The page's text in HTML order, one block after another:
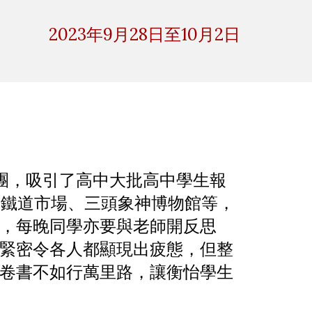
2023年9月28日至10月2日
吸引了高中大批高中學生報
道市場、三頭象神博物館等，
每晚同學亦要與老師開反思
密令各人都顯現出疲態，但整
書不如行萬里路，讓衡怡學生